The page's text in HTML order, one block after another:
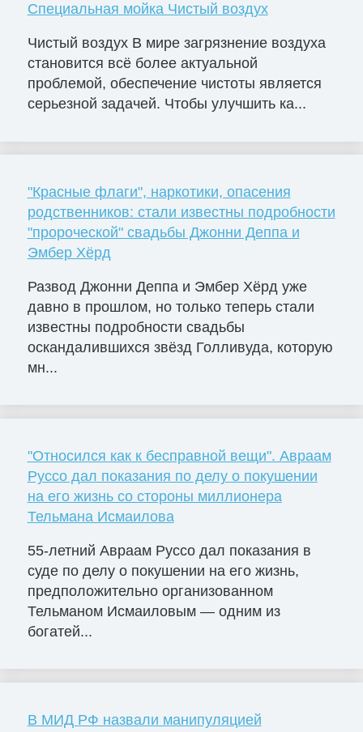
Специальная мойка Чистый воздух
Чистый воздух В мире загрязнение воздуха
становится всё более актуальной
проблемой, обеспечение чистоты является
серьезной задачей. Чтобы улучшить ка...
"Красные флаги", наркотики, опасения
родственников: стали известны подробности
"пророческой" свадьбы Джонни Деппа и
Эмбер Хёрд
Развод Джонни Деппа и Эмбер Хёрд уже
давно в прошлом, но только теперь стали
известны подробности свадьбы
оскандалившихся звёзд Голливуда, которую
мн...
"Относился как к бесправной вещи". Авраам
Руссо дал показания по делу о покушении
на его жизнь со стороны миллионера
Тельмана Исмаилова
55-летний Авраам Руссо дал показания в
суде по делу о покушении на его жизнь,
предположительно организованном
Тельманом Исмаиловым — одним из
богатей...
В МИД РФ назвали манипуляцией